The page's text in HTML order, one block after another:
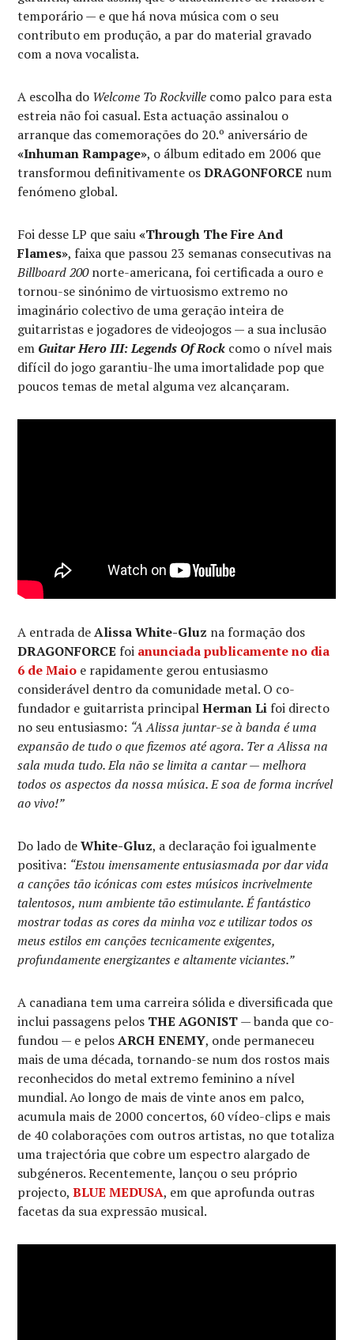
temporário — e que há nova música com o seu
contributo em produção, a par do material gravado
com a nova vocalista.
A escolha do Welcome To Rockville como palco para esta
estreia não foi casual. Esta actuação assinalou o
arranque das comemorações do 20.º aniversário de
«Inhuman Rampage», o álbum editado em 2006 que
transformou definitivamente osDRAGONFORCE num
fenómeno global.
Foi desse LP que saiu«Through The Fire And
Flames», faixa que passou 23 semanas consecutivas na
Billboard 200norte-americana, foi certificada a ouro e
tornou-se sinónimo de virtuosismo extremo no
imaginário colectivo de uma geração inteira de
guitarristas e jogadores de videojogos — a sua inclusão
em Guitar Hero III: Legends Of Rock como o nível mais
difícil do jogo garantiu-lhe uma imortalidade pop que
poucos temas de metal alguma vez alcançaram.
A entrada deAlissa White-Gluz na formação dos
DRAGONFORCE foi anunciada publicamente no dia
6 de Maio e rapidamente gerou entusiasmo
considerável dentro da comunidade metal. O co-
fundador e guitarrista principalHerman Li foi directo
no seu entusiasmo: “A Alissa juntar-se à banda é uma
expansão de tudo o que fizemos até agora. Ter a Alissa na
sala muda tudo. Ela não se limita a cantar — melhora
todos os aspectos da nossa música. E soa de forma incrível
ao vivo!”
Do lado deWhite-Gluz, a declaração foi igualmente
positiva: “Estou imensamente entusiasmada por dar vida
a canções tão icónicas com estes músicos incrivelmente
talentosos, num ambiente tão estimulante. É fantástico
mostrar todas as cores da minha voz e utilizar todos os
meus estilos em canções tecnicamente exigentes,
profundamente energizantes e altamente viciantes.”
A canadiana tem uma carreira sólida e diversificada que
inclui passagens pelos THE AGONIST— banda que co-
fundou — e pelosARCH ENEMY, onde permaneceu
mais de uma década, tornando-se num dos rostos mais
reconhecidos do metal extremo feminino a nível
mundial. Ao longo de mais de vinte anos em palco,
acumula mais de 2000 concertos, 60 vídeo-clips e mais
de 40 colaborações com outros artistas, no que totaliza
uma trajectória que cobre um espectro alargado de
subgéneros. Recentemente, lançou o seu próprio
projecto,BLUE MEDUSA, em que aprofunda outras
facetas da sua expressão musical.